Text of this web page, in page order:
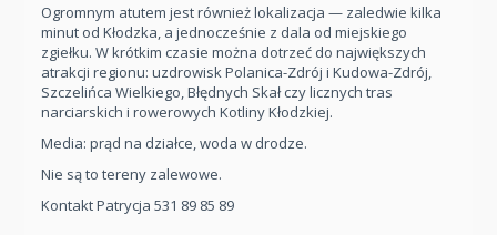
Ogromnym atutem jest również lokalizacja — zaledwie kilka
minut od Kłodzka, a jednocześnie z dala od miejskiego
zgiełku. W krótkim czasie można dotrzeć do największych
atrakcji regionu: uzdrowisk Polanica-Zdrój i Kudowa-Zdrój,
Szczelińca Wielkiego, Błędnych Skał czy licznych tras
narciarskich i rowerowych Kotliny Kłodzkiej.
Media: prąd na działce, woda w drodze.
Nie są to tereny zalewowe.
Kontakt Patrycja 531 89 85 89